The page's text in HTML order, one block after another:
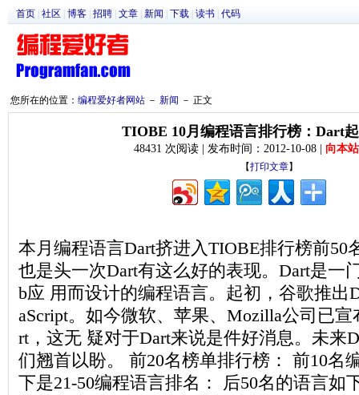
首页 社区 博客 招聘 文章 新闻 下载 读书 代码
您所在的位置： 编程爱好者网站 － 新闻 － 正文
TIOBE 10月编程语言排行榜：Dart
48431 次阅读 | 发布时间：2012-10-08 | 向本
【打印文章】
本月编程语言Dart挤进入TIOBE排行榜前50
也是头一次Dart有这么好的表现。Dart是一
b应 用而设计的编程语言。起初，谷歌推出
aScript。如今微软、苹果、Mozilla公司已
rt，这无 疑对于Dart来说是件好消息。未来
们翘首以盼。 前20名榜单排行榜： 前10名
下是21-50编程语言排名： 后50名的语言如